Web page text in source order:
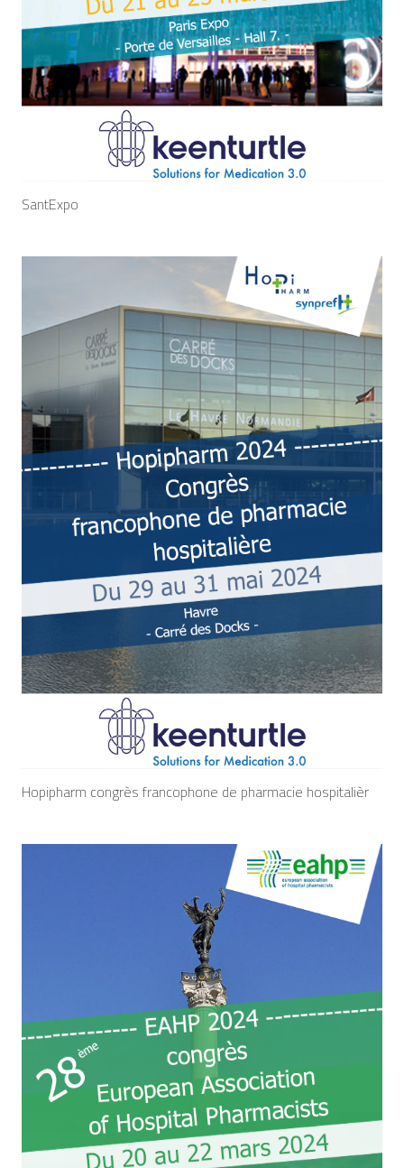
SantExpo
Hopipharm congrès francophone de pharmacie hospitalièr